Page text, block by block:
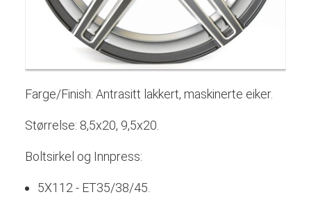
Farge/Finish: Antrasitt lakkert, maskinerte eiker.
Størrelse: 8,5x20, 9,5x20.
Boltsirkel og Innpress:
5X112 - ET35/38/45.